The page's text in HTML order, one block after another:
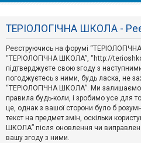
Т
е
м
и
б
е
з
в
і
д
п
о
в
і
д
ТЕРІОЛОГІЧНА ШКОЛА -
Реєструючись на форумі
“ТЕРІОЛОГІЧНА ШКОЛА”, “http://
підтверджуєте свою згоду з
погоджуєтесь з ними, будь ласка, не
“ТЕРІОЛОГІЧНА ШКОЛА”. Ми залишаємо
правила будь-коли, і зробимо усе для
це, однак з вашої сторони було б
текст на предмет змін, оскільки
ШКОЛА” після оновлення чи
вашу згоду з ними.